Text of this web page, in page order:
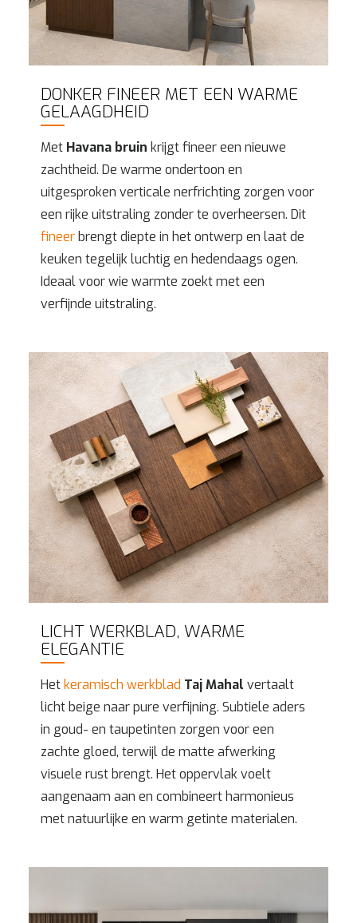
DONKER FINEER MET EEN WARME
GELAAGDHEID
Met Havana bruin krijgt fineer een nieuwe
zachtheid. De warme ondertoon en
uitgesproken verticale nerfrichting zorgen voor
een rijke uitstraling zonder te overheersen. Dit
fineerbrengt diepte in het ontwerp en laat de
keuken tegelijk luchtig en hedendaags ogen.
Ideaal voor wie warmte zoekt met een
verfijnde uitstraling.
LICHT WERKBLAD, WARME
ELEGANTIE
Hetkeramisch werkblad Taj Mahal vertaalt
licht beige naar pure verfijning. Subtiele aders
in goud- en taupetinten zorgen voor een
zachte gloed, terwijl de matte afwerking
visuele rust brengt. Het oppervlak voelt
aangenaam aan en combineert harmonieus
met natuurlijke en warm getinte materialen.